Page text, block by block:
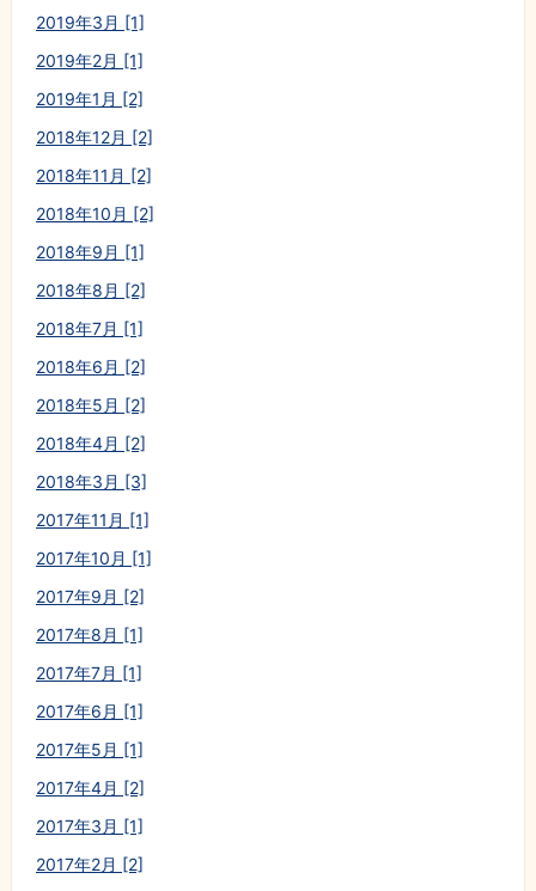
2019年3月 [1]
2019年2月 [1]
2019年1月 [2]
2018年12月 [2]
2018年11月 [2]
2018年10月 [2]
2018年9月 [1]
2018年8月 [2]
2018年7月 [1]
2018年6月 [2]
2018年5月 [2]
2018年4月 [2]
2018年3月 [3]
2017年11月 [1]
2017年10月 [1]
2017年9月 [2]
2017年8月 [1]
2017年7月 [1]
2017年6月 [1]
2017年5月 [1]
2017年4月 [2]
2017年3月 [1]
2017年2月 [2]